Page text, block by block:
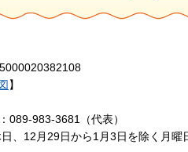
】
089-983-3681（代表）
、12月29日から1月3日を除く月曜